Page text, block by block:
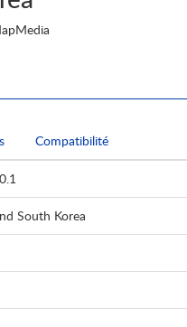
Compatibilité
South Korea